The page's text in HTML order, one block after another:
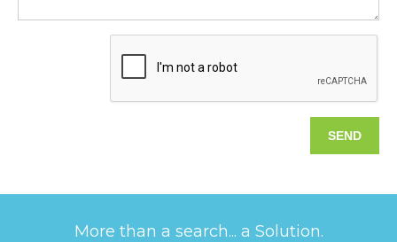
More than a search... a Solution.